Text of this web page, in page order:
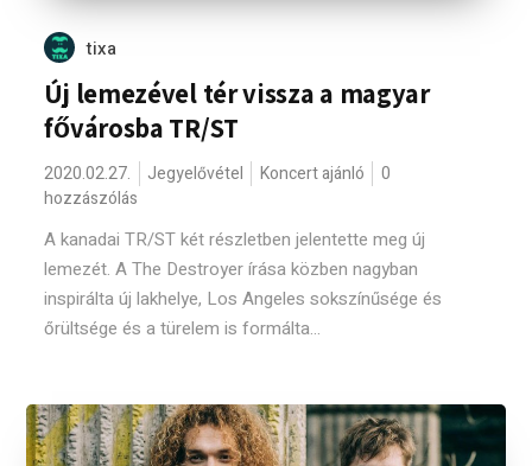
tixa
Új lemezével tér vissza a magyar
fővárosba TR/ST
2020.02.27. Jegyelővétel Koncert ajánló
0
hozzászólás
A kanadai TR/ST két részletben jelentette meg új
lemezét. A The Destroyer írása közben nagyban
inspirálta új lakhelye, Los Angeles sokszínűsége és
őrültsége és a türelem is formálta...